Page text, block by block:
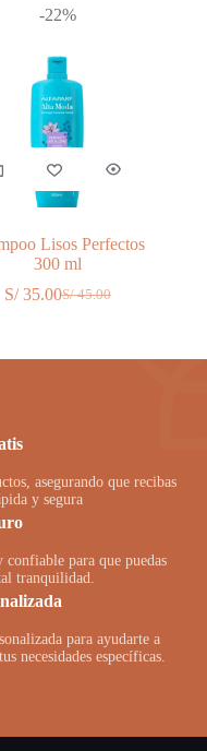
original
actual
-22%
Lisos Perfectos
300 ml
S/45.00
El
era:
S/35.00El
es:
asegurando que recibas
y segura
confiable para que puedas
tranquilidad.
para ayudarte a
necesidades específicas.